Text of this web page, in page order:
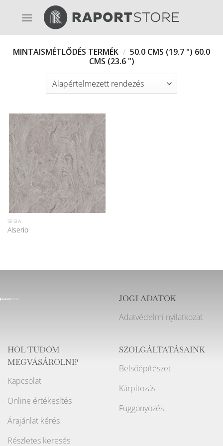
MINTAISMÉTLŐDÉS TERMÉK / 50.0 CMS (19.7 ") 60.0
CMS (23.6 ")
SESIA
Alserio
JOGI ADATOK
Adatvédelmi nyilatkozat
HOL TUDOM
MEGVÁSÁROLNI?
Kapcsolat
Online értékesítés
Árajánlat kérés
Részletes keresés
SZOLGÁLTATÁSAINK
Belsőépítészet
Kárpitozás
Függönyözés